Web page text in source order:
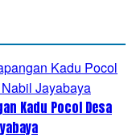
Kadu Pocol Desa